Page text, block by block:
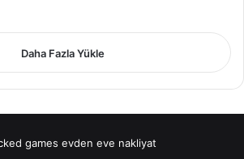
Daha Fazla Yükle
games evden eve nakliyat